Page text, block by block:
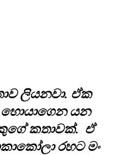
ලියනවා. ඒක
හොයාගෙන යන
කතාවක්. ඒ
රහට මං